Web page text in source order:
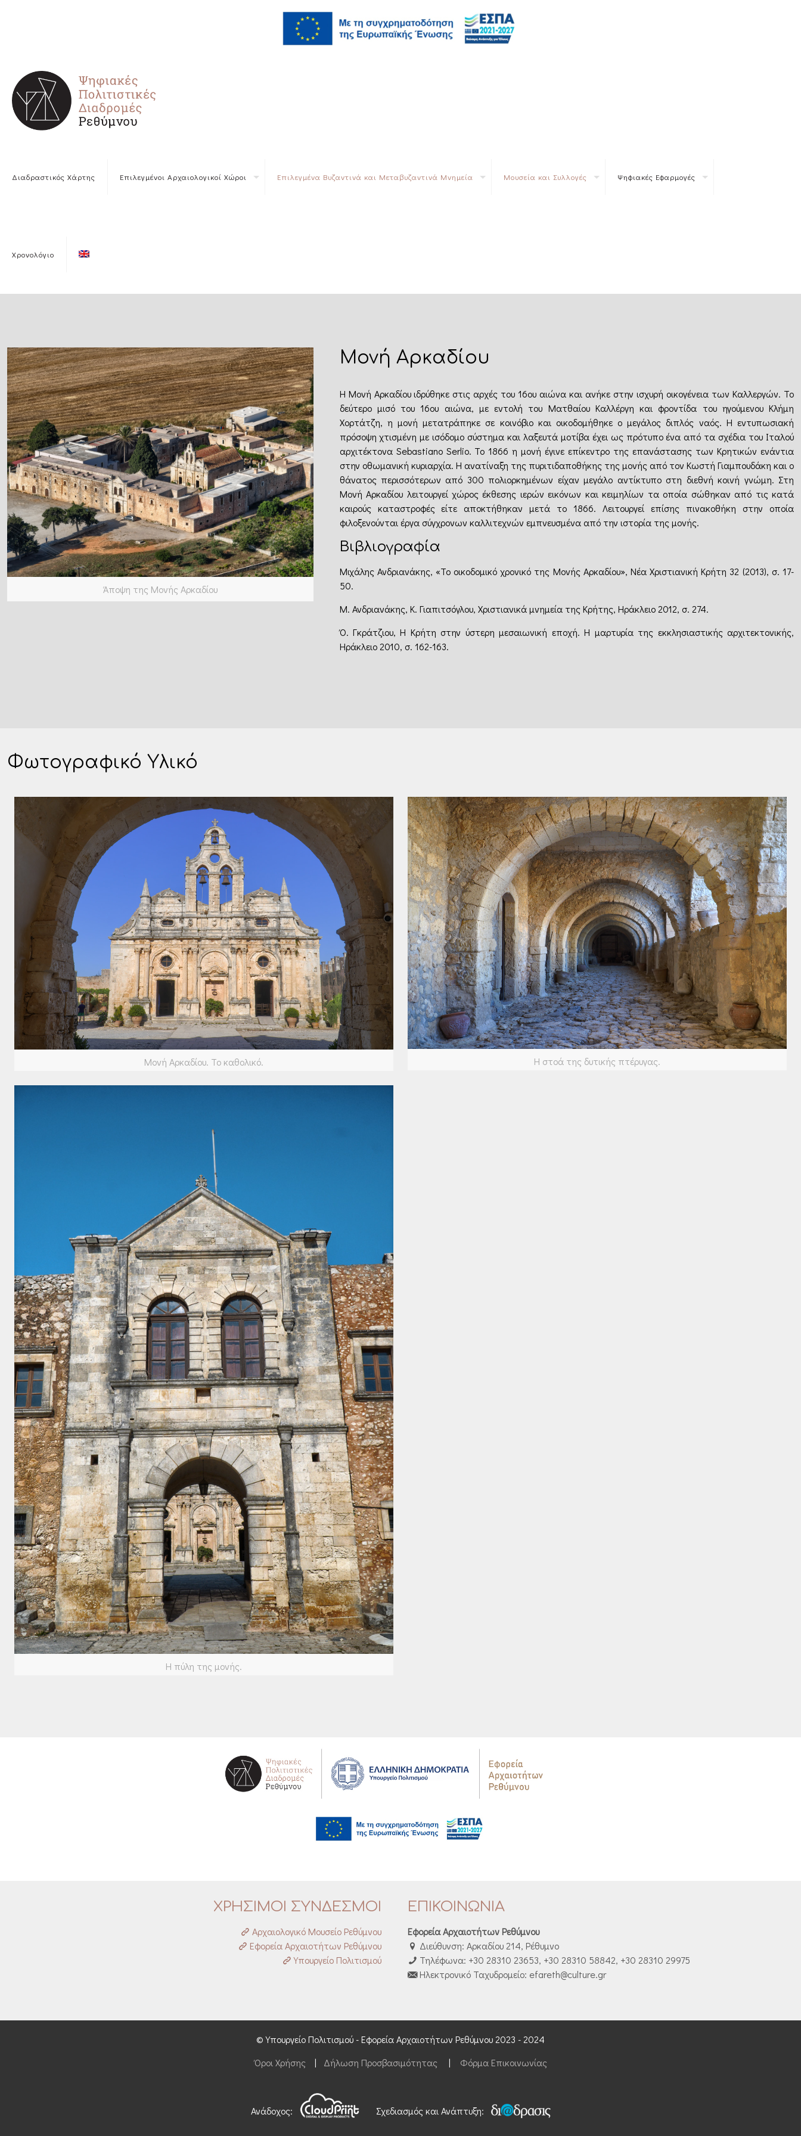
Διαδραστικός Χάρτης Επιλεγμένοι Αρχαιολογικοί Χώροι Επιλεγμένα Βυζαντινά και Μεταβυζαντινά Μνημεία Μουσεία και Συλλογές Ψηφιακές Εφαρμογές
Χρονολόγιο
Άποψη της Μονής Αρκαδίου
Μονή Αρκαδίου
Η Μονή Αρκαδίου ιδρύθηκε στις αρχές του 16ου αιώνα και ανήκε στην ισχυρή οικογένεια των Καλλεργών. Το
δεύτερο μισό του 16ου αιώνα, με εντολή του Ματθαίου Καλλέργη και φροντίδα του ηγούμενου Κλήμη
Χορτάτζη, η μονή μετατράπηκε σε κοινόβιο και οικοδομήθηκε ο μεγάλος διπλός ναός. Η εντυπωσιακή
πρόσοψη χτισμένη με ισόδομο σύστημα και λαξευτά μοτίβα έχει ως πρότυπο ένα από τα σχέδια του Ιταλού
αρχιτέκτονα Sebastiano Serlio. Το 1866 η μονή έγινε επίκεντρο της επανάστασης των Κρητικών ενάντια
στην οθωμανική κυριαρχία. Η ανατίναξη της πυριτιδαποθήκης της μονής από τον Κωστή Γιαμπουδάκη και ο
θάνατος περισσότερων από 300 πολιορκημένων είχαν μεγάλο αντίκτυπο στη διεθνή κοινή γνώμη. Στη
Μονή Αρκαδίου λειτουργεί χώρος έκθεσης ιερών εικόνων και κειμηλίων τα οποία σώθηκαν από τις κατά
καιρούς καταστροφές είτε αποκτήθηκαν μετά το 1866. Λειτουργεί επίσης πινακοθήκη στην οποία
φιλοξενούνται έργα σύγχρονων καλλιτεχνών εμπνευσμένα από την ιστορία της μονής.
Βιβλιογραφία
Μιχάλης Ανδριανάκης, «Το οικοδομικό χρονικό της Μονής Αρκαδίου», Νέα Χριστιανική Κρήτη 32 (2013), σ. 17-
50.
Μ. Ανδριανάκης, Κ. Γιαπιτσόγλου, Χριστιανικά μνημεία της Κρήτης, Ηράκλειο 2012, σ. 274.
Ό. Γκράτζιου, Η Κρήτη στην ύστερη μεσαιωνική εποχή. Η μαρτυρία της εκκλησιαστικής αρχιτεκτονικής,
Ηράκλειο 2010, σ. 162-163.
Φωτογραφικό Υλικό
Μονή Αρκαδίου. Το καθολικό. Η στοά της δυτικής πτέρυγας.
Η πύλη της μονής.
ΧΡΗΣΙΜΟΙ ΣΥΝΔΕΣΜΟΙ
Αρχαιολογικό Μουσείο Ρεθύμνου
Εφορεία Αρχαιοτήτων Ρεθύμνου
Υπουργείο Πολιτισμού
ΕΠΙΚΟΙΝΩΝΙΑ
Εφορεία Αρχαιοτήτων Ρεθύμνου
Διεύθυνση: Αρκαδίου 214, Ρέθυμνο
Τηλέφωνα: +30 28310 23653, +30 28310 58842, +30 28310 29975
Ηλεκτρονικό Ταχυδρομείο: efareth@culture.gr
© Υπουργείο Πολιτισμού - Εφορεία Αρχαιοτήτων Ρεθύμνου 2023 - 2024
Όροι Χρήσης
| Δήλωση Προσβασιμότητας| Φόρμα Επικοινωνίας
Ανάδοχος: Σχεδιασμός και Ανάπτυξη: